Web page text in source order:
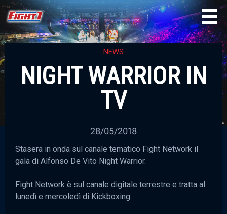
NEWS
NIGHT WARRIOR IN
TV
28/05/2018
Stasera in onda sul canale tematico Fight Network il
gala di Alfonso De Vito Night Warrior.
Fight Network è sul canale digitale terrestre e tratta al
lunedì e mercoledì di Kickboxing.